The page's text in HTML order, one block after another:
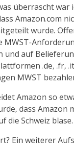
überrascht war
Amazon.com
wurde.
MWST-
und auf
.de, .fr,
MWST
Amazon so
dass Amazon
die Schweiz blase.
Ein weiterer